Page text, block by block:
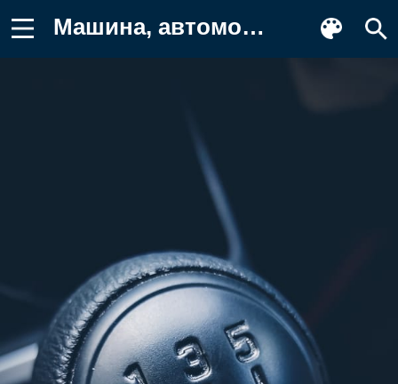
Машина, автомобиль Обои на телефон